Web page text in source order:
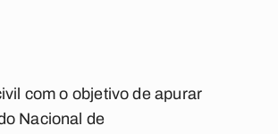
com o objetivo de apurar
Nacional de